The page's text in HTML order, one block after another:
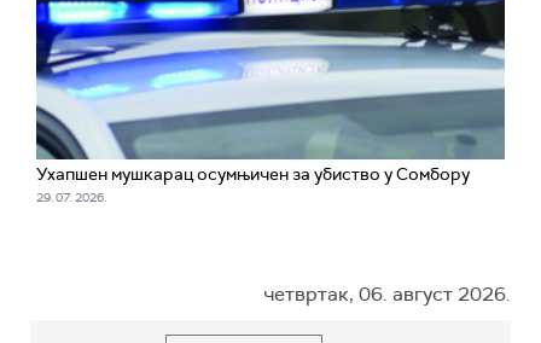
Ухапшен мушкарац осумњичен за убиство у Сомбору
29. 07. 2026.
четвртак, 06. август 2026.